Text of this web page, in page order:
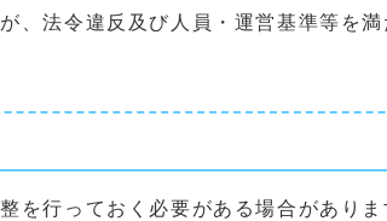
、法令違反及び人員・運営基準等を
を行っておく必要がある場合がありま